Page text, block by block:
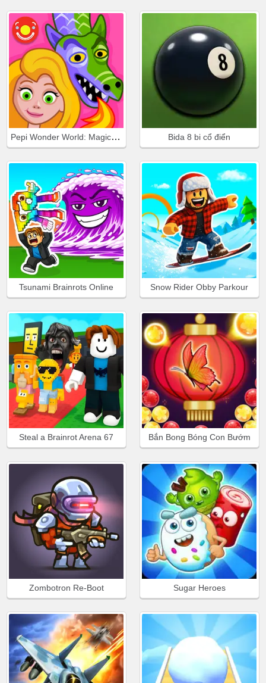
Pepi Wonder World: Magic Isle! Bida 8 bi cổ điển
Tsunami Brainrots Online Snow Rider Obby Parkour
Steal a Brainrot Arena 67 Bắn Bong Bóng Con Bướm
Zombotron Re-Boot Sugar Heroes